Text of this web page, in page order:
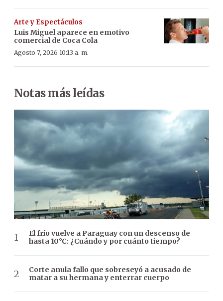
Arte y Espectáculos
Luis Miguel aparece en emotivo
comercial de Coca Cola
Agosto 7, 2026 10:13 a. m.
Notas más leídas
El frío vuelve a Paraguay con un descenso de
hasta 10°C: ¿Cuándo y por cuánto tiempo?
Corte anula fallo que sobreseyó a acusado de
matar a su hermana y enterrar cuerpo